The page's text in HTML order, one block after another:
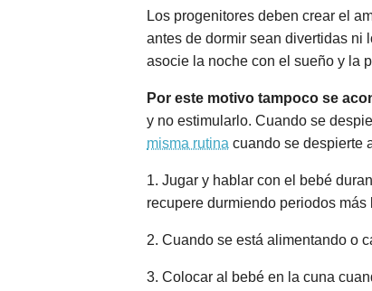
Los progenitores deben crear el
antes de dormir sean divertidas ni
asocie la noche con el sueño y la
Por este motivo tampoco se
y no estimularlo. Cuando se
misma rutina cuando se despierte
1. Jugar y hablar con el bebé
recupere durmiendo periodos más
2. Cuando se está alimentando o
3. Colocar al bebé en la cuna